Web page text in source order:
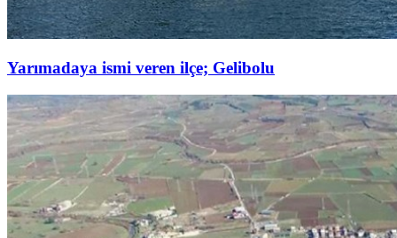
Yarımadaya ismi veren ilçe; Gelibolu